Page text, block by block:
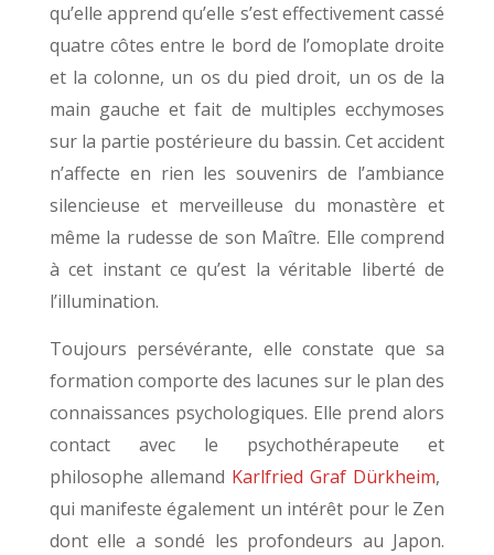
qu’elle apprend qu’elle s’est effectivement cassé
quatre côtes entre le bord de l’omoplate droite
et la colonne, un os du pied droit, un os de la
main gauche et fait de multiples ecchymoses
sur la partie postérieure du bassin. Cet accident
n’affecte en rien les souvenirs de l’ambiance
silencieuse et merveilleuse du monastère et
même la rudesse de son Maître. Elle comprend
à cet instant ce qu’est la véritable liberté de
l’illumination.
Toujours persévérante, elle constate que sa
formation comporte des lacunes sur le plan des
connaissances psychologiques. Elle prend alors
contact avec le psychothérapeute et
philosophe allemand Karlfried Graf Dürkheim,
qui manifeste également un intérêt pour le Zen
dont elle a sondé les profondeurs au Japon.